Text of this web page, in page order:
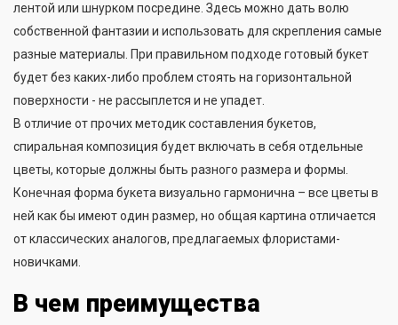
лентой или шнурком посредине. Здесь можно дать волю
собственной фантазии и использовать для скрепления самые
разные материалы. При правильном подходе готовый букет
будет без каких-либо проблем стоять на горизонтальной
поверхности - не рассыплется и не упадет.
В отличие от прочих методик составления букетов,
спиральная композиция будет включать в себя отдельные
цветы, которые должны быть разного размера и формы.
Конечная форма букета визуально гармонична – все цветы в
ней как бы имеют один размер, но общая картина отличается
от классических аналогов, предлагаемых флористами-
новичками.
В чем преимущества